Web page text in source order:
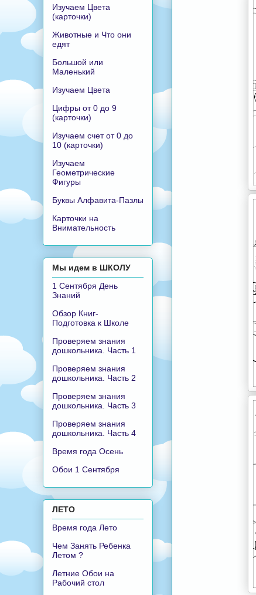
Изучаем Цвета
(карточки)
Животные и Что они
едят
Большой или
Маленький
Изучаем Цвета
Цифры от 0 до 9
(карточки)
Изучаем счет от 0 до
10 (карточки)
Изучаем
Геометрические
Фигуры
Буквы Алфавита-Пазлы
Карточки на
Внимательность
Мы идем в ШКОЛУ
1 Сентября День
Знаний
Обзор Книг-
Подготовка к Школе
Проверяем знания
дошкольника. Часть 1
Проверяем знания
дошкольника. Часть 2
Проверяем знания
дошкольника. Часть 3
Проверяем знания
дошкольника. Часть 4
Время года Осень
Обои 1 Сентября
ЛЕТО
Время года Лето
Чем Занять Ребенка
Летом ?
Летние Обои на
Рабочий стол